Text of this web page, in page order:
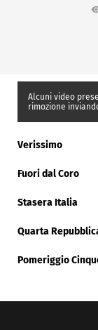
Alcuni video
rimozione
Verissimo
Fuori dal Coro
Stasera Italia
Quarta
Pomeriggio